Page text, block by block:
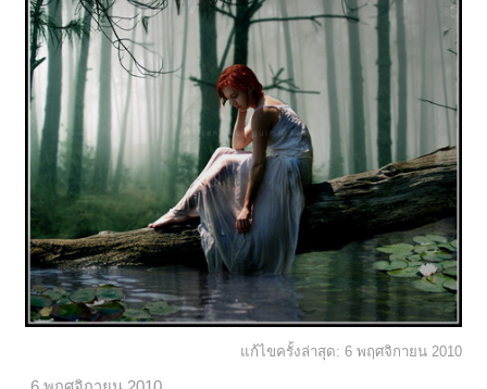
แก้ไขครั้งล่าสุด: 6 พฤศจิกายน 2010